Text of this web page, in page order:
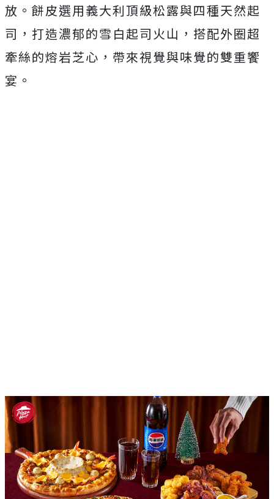
放。餅皮選用義大利頂級松露與四種天然起
司，打造濃郁的雪白起司火山，搭配外圈超
牽絲的熔岩芝心，帶來視覺與味覺的雙重饗
宴。